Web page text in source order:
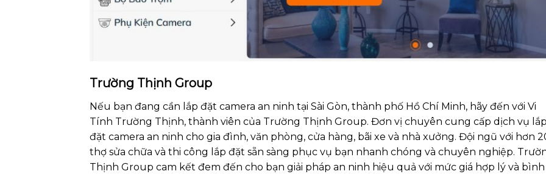
Trường Thịnh Group
Nếu bạn đang cần lắp đặt camera an ninh tại Sài Gòn, thành phố Hồ Chí Minh, hãy đến với Vi
Tính Trường Thịnh, thành viên của Trường Thịnh Group. Đơn vị chuyên cung cấp dịch vụ lắp
đặt camera an ninh cho gia đình, văn phòng, cửa hàng, bãi xe và nhà xưởng. Đội ngũ với hơn
thợ sửa chữa và thi công lắp đặt sẵn sàng phục vụ bạn nhanh chóng và chuyên nghiệp.
Thịnh Group cam kết đem đến cho bạn giải pháp an ninh hiệu quả với mức giá hợp lý và bình